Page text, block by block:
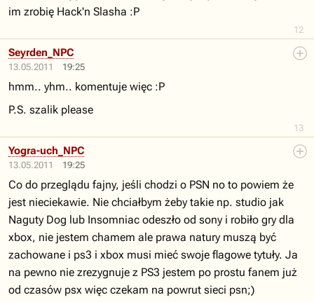
12
im zrobię Hack'n Slasha :P
13.05.2011 19:25
13
Seyrden_NPC
hmm.. yhm.. komentuje więc :P
P.S. szalik please
13.05.2011 19:25
Yogra-uch_NPC
Co do przeglądu fajny, jeśli chodzi o PSN no to powiem że
jest nieciekawie. Nie chciałbym żeby takie np. studio jak
Naguty Dog lub Insomniac odeszło od sony i robiło gry dla
xbox, nie jestem chamem ale prawa natury muszą być
zachowane i ps3 i xbox musi mieć swoje flagowe tytuły. Ja
na pewno nie zrezygnuje z PS3 jestem po prostu fanem już
od czasów psx więc czekam na powrut sieci psn;)